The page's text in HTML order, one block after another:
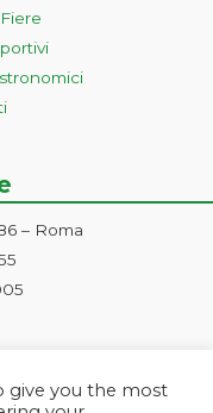
– Roma
give you the most